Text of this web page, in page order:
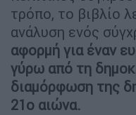
τρόπο, το βιβλίο
ανάλυση ενός
αφορμή για έναν
γύρω από τη
διαμόρφωση της
21ο αιώνα.